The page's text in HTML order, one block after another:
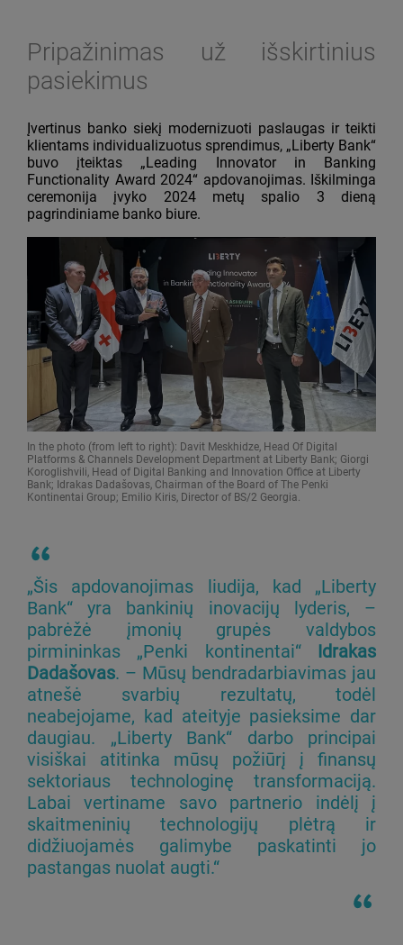
Pripažinimas už išskirtinius
pasiekimus
Įvertinus banko siekį modernizuoti paslaugas ir teikti
klientams individualizuotus sprendimus, „Liberty Bank“
buvo įteiktas „Leading Innovator in Banking
Functionality Award 2024“ apdovanojimas. Iškilminga
ceremonija įvyko 2024 metų spalio 3 dieną
pagrindiniame banko biure.
In the photo (from left to right): Davit Meskhidze, Head Of Digital
Platforms & Channels Development Department at Liberty Bank; Giorgi
Koroglishvili, Head of Digital Banking and Innovation Office at Liberty
Bank; Idrakas Dadašovas, Chairman of the Board of The Penki
Kontinentai Group; Emilio Kiris, Director of BS/2 Georgia.
„Šis apdovanojimas liudija, kad „Liberty
Bank“ yra bankinių inovacijų lyderis, –
pabrėžė įmonių grupės valdybos
pirmininkas „Penki kontinentai“ Idrakas
Dadašovas. – Mūsų bendradarbiavimas jau
atnešė svarbių rezultatų, todėl
neabejojame, kad ateityje pasieksime dar
daugiau. „Liberty Bank“ darbo principai
visiškai atitinka mūsų požiūrį į finansų
sektoriaus technologinę transformaciją.
Labai vertiname savo partnerio indėlį į
skaitmeninių technologijų plėtrą ir
didžiuojamės galimybe paskatinti jo
pastangas nuolat augti.“